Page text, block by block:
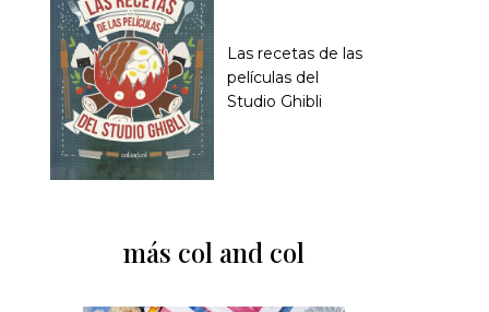
Las recetas de las
películas del
Studio Ghibli
más col and col